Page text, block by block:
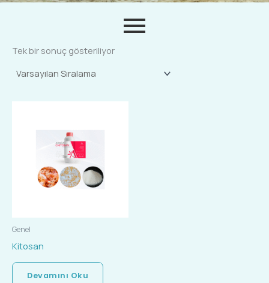
Tek bir sonuç gösteriliyor
Genel
Kitosan
Devamını Oku